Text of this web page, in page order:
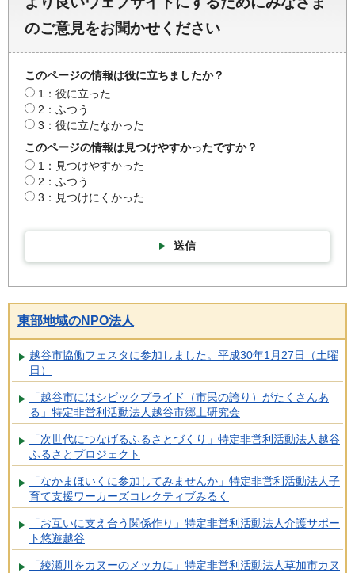
のご意見をお聞かせください
このページの情報は役に立ちましたか？
1：役に立った
2：ふつう
3：役に立たなかった
このページの情報は見つけやすかったですか？
1：見つけやすかった
2：ふつう
3：見つけにくかった
送信
東部地域のNPO法人
越谷市協働フェスタに参加しました。平成30年1月27日（土曜
日）
「越谷市にはシビックプライド（市民の誇り）がたくさんあ
る」特定非営利活動法人越谷市郷土研究会
「次世代につなげるふるさとづくり」特定非営利活動法人越谷
ふるさとプロジェクト
「なかまほいくに参加してみませんか」特定非営利活動法人子
育て支援ワーカーズコレクティブみるく
「お互いに支え合う関係作り」特定非営利活動法人介護サポー
ト悠遊越谷
「綾瀬川をカヌーのメッカに」特定非営利活動法人草加市カヌ